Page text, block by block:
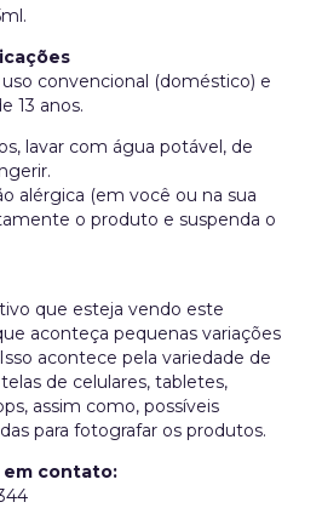
convencional (doméstico) e
13 anos.
lavar com água potável, de
alérgica (em você ou na sua
o produto e suspenda o
que esteja vendo este
aconteça pequenas variações
acontece pela variedade de
de celulares, tabletes,
assim como, possíveis
para fotografar os produtos.
em contato: